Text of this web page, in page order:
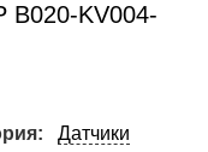
B020-KV004-
Датчики